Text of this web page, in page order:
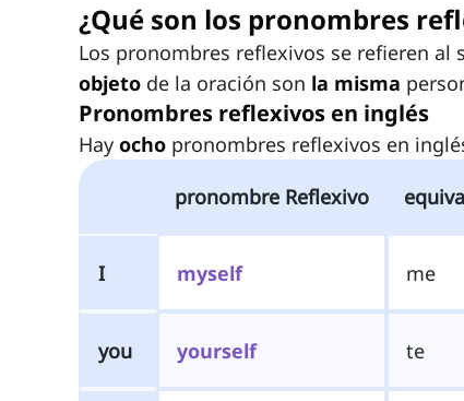
¿Qué son los pronombres
Los pronombres reflexivos se refieren al
objeto de la oración son la misma
Pronombres reflexivos en inglés
Hay ocho pronombres reflexivos en
pronombre Reflexivo
I myself me
you yourself te